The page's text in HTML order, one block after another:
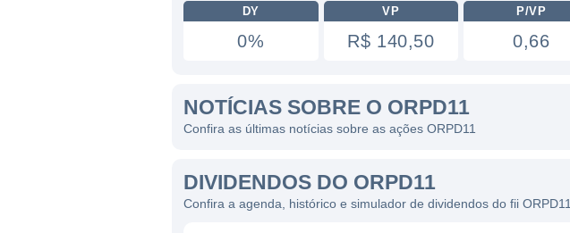
DY
0%
VP
R$ 140,50
P/VP
0,66
NOTÍCIAS SOBRE O ORPD11
Confira as últimas notícias sobre as ações ORPD11
DIVIDENDOS DO ORPD11
Confira a agenda, histórico e simulador de dividendos do fii ORPD11